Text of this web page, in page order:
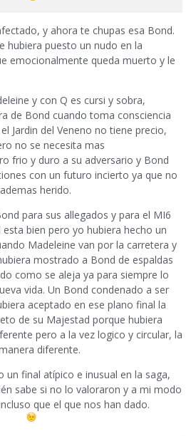
y ahora te chupas esa Bond.
hubiera puesto un nudo en la
emocionalmente queda muerto y le
y con Q es cursi y sobra,
de Bond cuando toma consciencia
Jardin del Veneno no tiene precio,
no se necesita mas
frio y duro a su adversario y Bond
con un futuro incierto ya que no
herido.
para sus allegados y para el MI6
bien pero yo hubiera hecho un
Madeleine van por la carretera y
mostrado a Bond de espaldas
como se aleja ya para siempre lo
vida. Un Bond condenado a ser
aceptado en ese plano final la
de su Majestad porque hubiera
pero a la vez logico y circular, la
diferente.
un final atípico e inusual en la saga,
sabe si no lo valoraron y a mi modo
que el que nos han dado.